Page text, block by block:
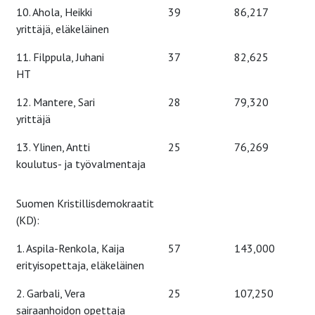
10. Ahola, Heikki
yrittäjä, eläkeläinen
39 86,217
11. Filppula, Juhani
HT
37 82,625
12. Mantere, Sari
yrittäjä
28 79,320
13. Ylinen, Antti
koulutus- ja työvalmentaja
25 76,269
Suomen Kristillisdemokraatit
(KD):
1. Aspila-Renkola, Kaija
erityisopettaja, eläkeläinen
57 143,000
2. Garbali, Vera
sairaanhoidon opettaja
25 107,250